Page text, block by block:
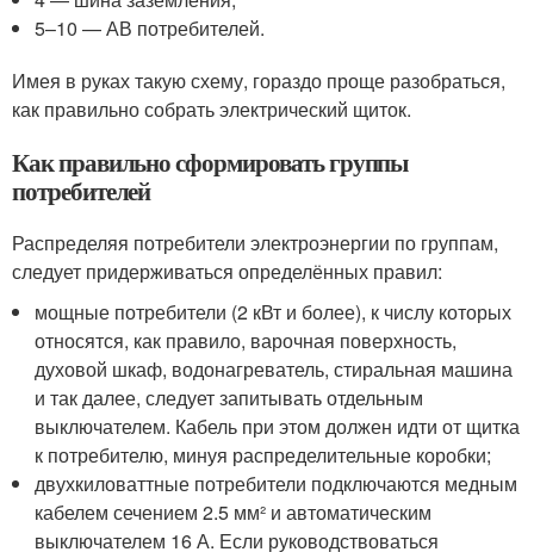
5–10 — АВ потребителей.
Имея в руках такую схему, гораздо проще разобраться,
как правильно собрать электрический щиток.
Как правильно сформировать группы
потребителей
Распределяя потребители электроэнергии по группам,
следует придерживаться определённых правил:
мощные потребители (2 кВт и более), к числу которых
относятся, как правило, варочная поверхность,
духовой шкаф, водонагреватель, стиральная машина
и так далее, следует запитывать отдельным
выключателем. Кабель при этом должен идти от щитка
к потребителю, минуя распределительные коробки;
двухкиловаттные потребители подключаются медным
кабелем сечением 2.5 мм² и автоматическим
выключателем 16 А. Если руководствоваться